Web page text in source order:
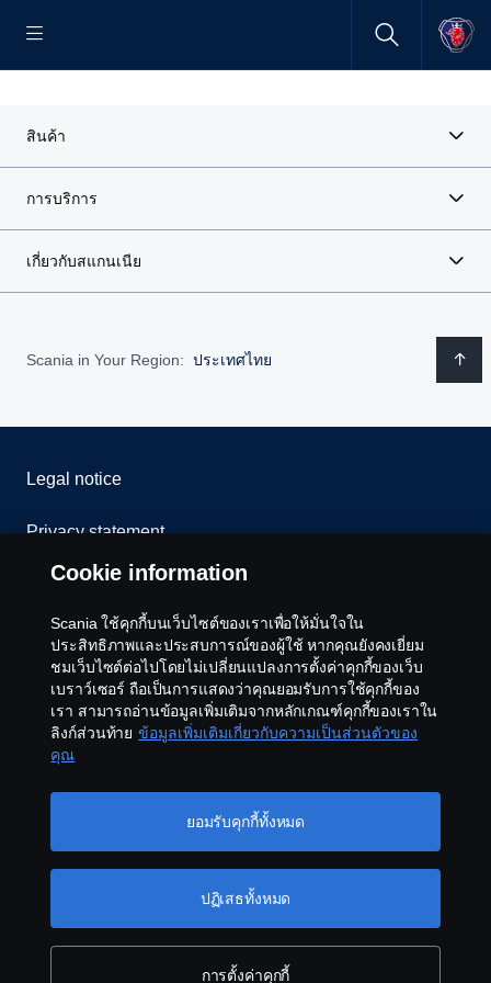
สินค้า
การบริการ
เกี่ยวกับสแกนเนีย
Scania in Your Region: ประเทศไทย
Legal notice
Privacy statement
Cookies
Contact us
Whistleblowing
Cookie settings
© Copyright Scania 2026 All rights reserved. Scania
CV AB
Cookie information
Scania ใช้คุกกี้บนเว็บไซต์ของเราเพื่อให้มั่นใจใน
ประสิทธิภาพและประสบการณ์ของผู้ใช้ หากคุณยังคงเยี่ยม
ชมเว็บไซต์ต่อไปโดยไม่เปลี่ยนแปลงการตั้งค่าคุกกี้ของเว็บ
เบราว์เซอร์ ถือเป็นการแสดงว่าคุณยอมรับการใช้คุกกี้ของ
เรา สามารถอ่านข้อมูลเพิ่มเติมจากหลักเกณฑ์คุกกี้ของเราใน
ลิงก์ส่วนท้าย ข้อมูลเพิ่มเติมเกี่ยวกับความเป็นส่วนตัวของ
คุณ
การตั้งค่าคุกกี้
ปฏิเสธทั้งหมด
ยอมรับคุกกี้ทั้งหมด